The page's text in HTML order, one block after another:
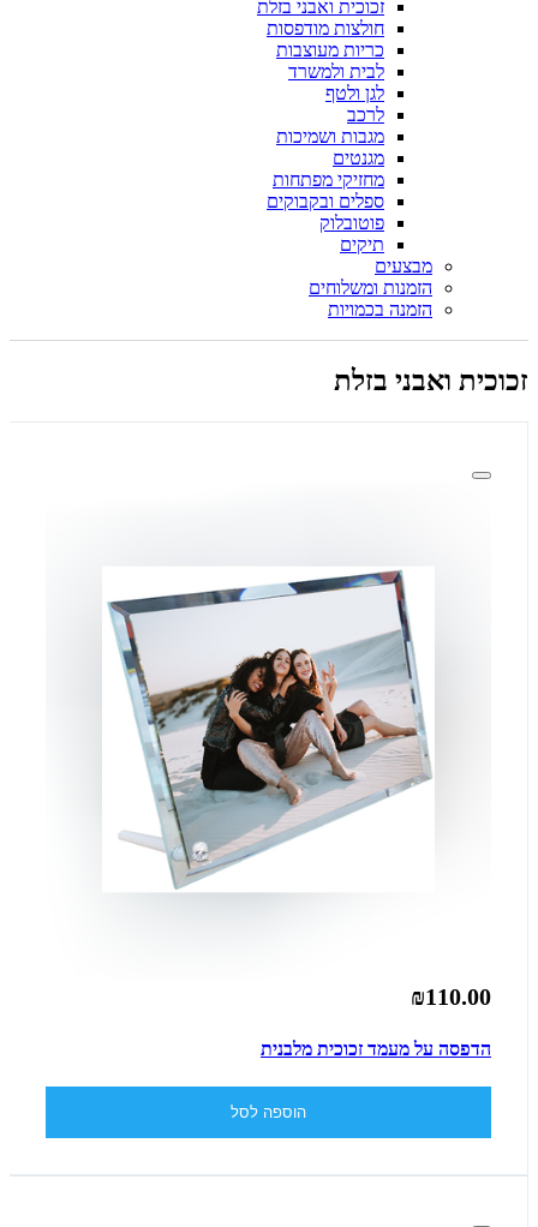
זכוכית ואבני בזלת
חולצות מודפסות
כריות מעוצבות
לבית ולמשרד
לגן ולטף
לרכב
מגבות ושמיכות
מגנטים
מחזיקי מפתחות
ספלים ובקבוקים
פוטובלוק
תיקים
מבצעים
הזמנות ומשלוחים
הזמנה בכמויות
זכוכית ואבני בזלת
₪110.00
הדפסה על מעמד זכוכית מלבנית
הוספה לסל